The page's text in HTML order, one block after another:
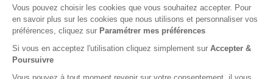
Par téléphone : (33)1 72 87 16 76 (code 10) du lundi au
vendredi, de 9h à 18h
serviceclients@viapresse.com
Par courrier : Viapresse/ Vialife - 7 impasse Marie